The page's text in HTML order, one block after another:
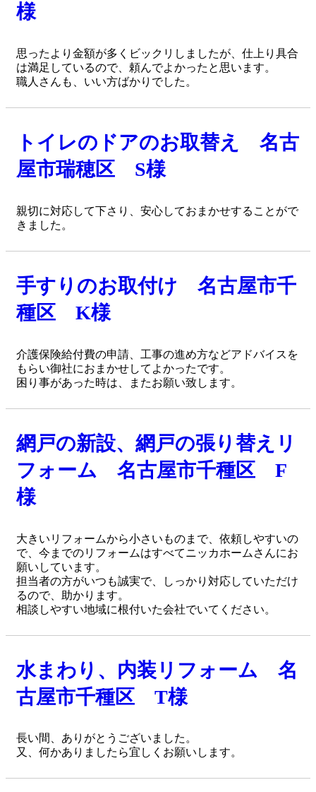
様
思ったより金額が多くビックリしましたが、仕上り具合
は満足しているので、頼んでよかったと思います。
職人さんも、いい方ばかりでした。
トイレのドアのお取替え 名古
屋市瑞穂区 S様
親切に対応して下さり、安心しておまかせすることがで
きました。
手すりのお取付け 名古屋市千
種区 K様
介護保険給付費の申請、工事の進め方などアドバイスを
もらい御社におまかせしてよかったです。
困り事があった時は、またお願い致します。
網戸の新設、網戸の張り替えリ
フォーム 名古屋市千種区 F
様
大きいリフォームから小さいものまで、依頼しやすいの
で、今までのリフォームはすべてニッカホームさんにお
願いしています。
担当者の方がいつも誠実で、しっかり対応していただけ
るので、助かります。
相談しやすい地域に根付いた会社でいてください。
水まわり、内装リフォーム 名
古屋市千種区 T様
長い間、ありがとうございました。
又、何かありましたら宜しくお願いします。